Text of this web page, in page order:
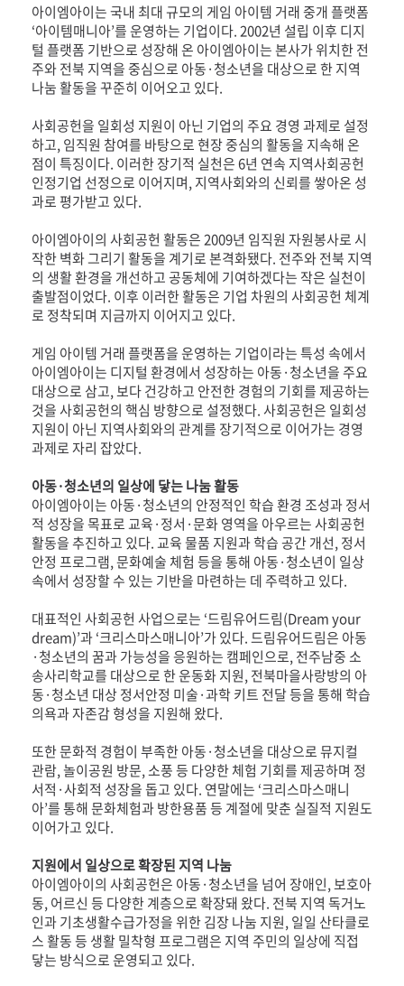
아이엠아이는 국내 최대 규모의 게임 아이템 거래 중개 플랫폼
‘아이템매니아’를 운영하는 기업이다. 2002년 설립 이후 디지
털 플랫폼 기반으로 성장해 온 아이엠아이는 본사가 위치한 전
주와 전북 지역을 중심으로 아동·청소년을 대상으로 한 지역
나눔 활동을 꾸준히 이어오고 있다.
사회공헌을 일회성 지원이 아닌 기업의 주요 경영 과제로 설정
하고, 임직원 참여를 바탕으로 현장 중심의 활동을 지속해 온
점이 특징이다. 이러한 장기적 실천은 6년 연속 지역사회공헌
인정기업 선정으로 이어지며, 지역사회와의 신뢰를 쌓아온 성
과로 평가받고 있다.
아이엠아이의 사회공헌 활동은 2009년 임직원 자원봉사로 시
작한 벽화 그리기 활동을 계기로 본격화됐다. 전주와 전북 지역
의 생활 환경을 개선하고 공동체에 기여하겠다는 작은 실천이
출발점이었다. 이후 이러한 활동은 기업 차원의 사회공헌 체계
로 정착되며 지금까지 이어지고 있다.
게임 아이템 거래 플랫폼을 운영하는 기업이라는 특성 속에서
아이엠아이는 디지털 환경에서 성장하는 아동·청소년을 주요
대상으로 삼고, 보다 건강하고 안전한 경험의 기회를 제공하는
것을 사회공헌의 핵심 방향으로 설정했다. 사회공헌은 일회성
지원이 아닌 지역사회와의 관계를 장기적으로 이어가는 경영
과제로 자리 잡았다.
아동·청소년의 일상에 닿는 나눔 활동
아이엠아이는 아동·청소년의 안정적인 학습 환경 조성과 정서
적 성장을 목표로 교육·정서·문화 영역을 아우르는 사회공헌
활동을 추진하고 있다. 교육 물품 지원과 학습 공간 개선, 정서
안정 프로그램, 문화예술 체험 등을 통해 아동·청소년이 일상
속에서 성장할 수 있는 기반을 마련하는 데 주력하고 있다.
대표적인 사회공헌 사업으로는 ‘드림유어드림(Dream your
dream)’과 ‘크리스마스매니아’가 있다. 드림유어드림은 아동
·청소년의 꿈과 가능성을 응원하는 캠페인으로, 전주남중 소
송사리학교를 대상으로 한 운동화 지원, 전북마을사랑방의 아
동·청소년 대상 정서안정 미술·과학 키트 전달 등을 통해 학습
의욕과 자존감 형성을 지원해 왔다.
또한 문화적 경험이 부족한 아동·청소년을 대상으로 뮤지컬
관람, 놀이공원 방문, 소풍 등 다양한 체험 기회를 제공하며 정
서적·사회적 성장을 돕고 있다. 연말에는 ‘크리스마스매니
아’를 통해 문화체험과 방한용품 등 계절에 맞춘 실질적 지원도
이어가고 있다.
지원에서 일상으로 확장된 지역 나눔
아이엠아이의 사회공헌은 아동·청소년을 넘어 장애인, 보호아
동, 어르신 등 다양한 계층으로 확장돼 왔다. 전북 지역 독거노
인과 기초생활수급가정을 위한 김장 나눔 지원, 일일 산타클로
스 활동 등 생활 밀착형 프로그램은 지역 주민의 일상에 직접
닿는 방식으로 운영되고 있다.